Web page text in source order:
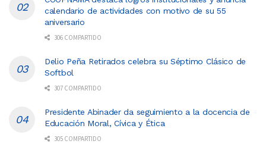
calendario de actividades con motivo de su 55
aniversario
306 COMPARTIDO
Delio Peña Retirados celebra su Séptimo Clásico de
Softbol
307 COMPARTIDO
Presidente Abinader da seguimiento a la docencia de
Educación Moral, Cívica y Ética
305 COMPARTIDO